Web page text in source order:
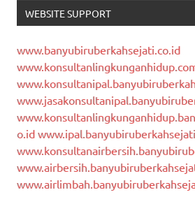
WEBSITE SUPPORT
www.banyubiruberkahsejati.co.id
o.id